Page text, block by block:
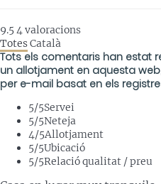
9.5 4valoracions
TotesCatalà
Tots els comentaris han estat
un allotjament en aquesta
per e-mail basat en els
5/5Servei
5/5Neteja
4/5Allotjament
5/5Ubicació
5/5Relació qualitat / preu